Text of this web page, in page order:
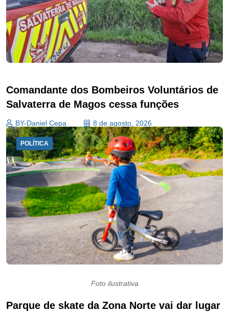
Comandante dos Bombeiros Voluntários de
Salvaterra de Magos cessa funções
BY-Daniel Cepa 8 de agosto, 2026
Foto ilustrativa
POLÍTICA
Parque de skate da Zona Norte vai dar lugar